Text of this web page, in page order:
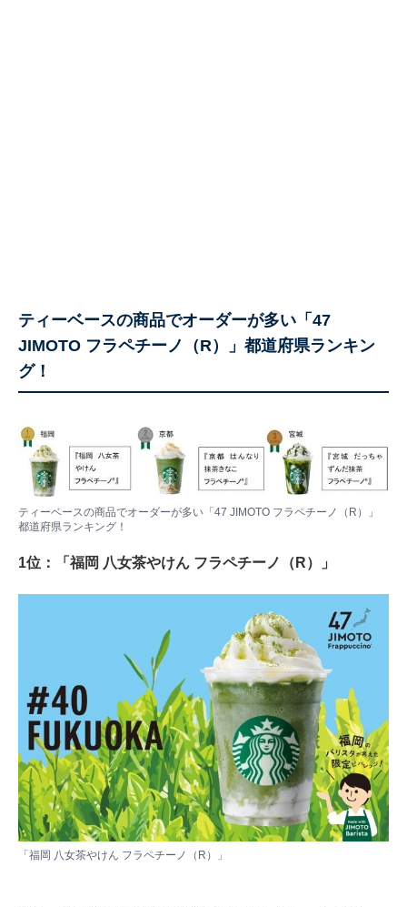
ティーベースの商品でオーダーが多い「47
JIMOTO フラペチーノ（R）」都道府県ランキン
グ！
ティーベースの商品でオーダーが多い「47 JIMOTO フラペチーノ（R）」
都道府県ランキング！
1位：「福岡 八女茶やけん フラペチーノ（R）」
「福岡 八女茶やけん フラペチーノ（R）」